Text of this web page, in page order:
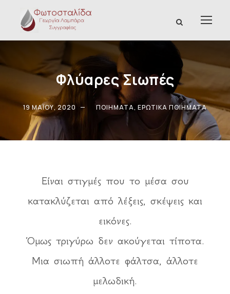
Φλύαρες Σιωπές
19 ΜΑΪ́ΟΥ, 2020 ΠΟΙΉΜΑΤΑ, ΕΡΩΤΙΚΆ ΠΟΙΉΜΑΤΑ
Είναι στιγμές που το μέσα σου
κατακλύζεται από λέξεις, σκέψεις και
εικόνες.
Όμως τριγύρω δεν ακούγεται τίποτα.
Μια σιωπή άλλοτε φάλτσα, άλλοτε
μελωδική.